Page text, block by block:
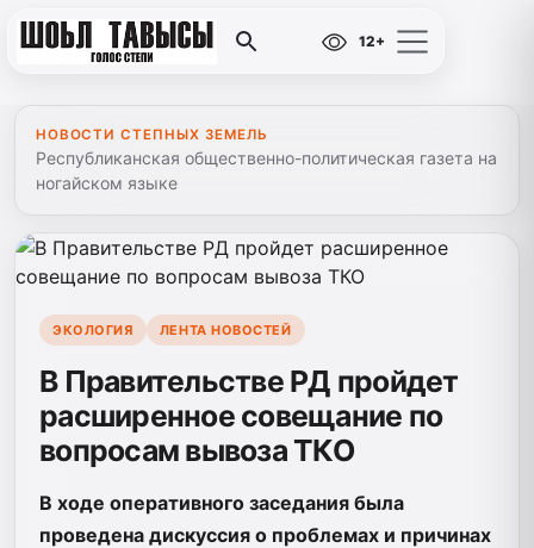
12+
НОВОСТИ СТЕПНЫХ ЗЕМЕЛЬ
Республиканская общественно-политическая газета на
ногайском языке
ЭКОЛОГИЯ ЛЕНТА НОВОСТЕЙ
В Правительстве РД пройдет
расширенное совещание по
вопросам вывоза ТКО
В ходе оперативного заседания была
проведена дискуссия о проблемах и причинах